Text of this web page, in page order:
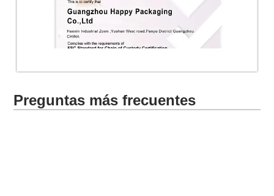
Preguntas más frecuentes